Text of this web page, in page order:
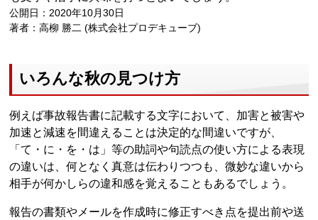
公開日：2020年10月30日
著者：高柳 勝二 (株式会社プロデキューブ)
いろんな秋の見つけ方
例えば事故報告書に記載する文字において、加害と被害や
加速と減速を間違えることは決定的な間違いですが、
「て・に・を・は」等の助詞や句読点の使い方による表現
の違いは、何となく真意は伝わりつつも、微妙な違いから
相手が何かしらの違和感を覚えることもあるでしょう。
報告の書類やメールを作成時に修正すべき点を提出前や送